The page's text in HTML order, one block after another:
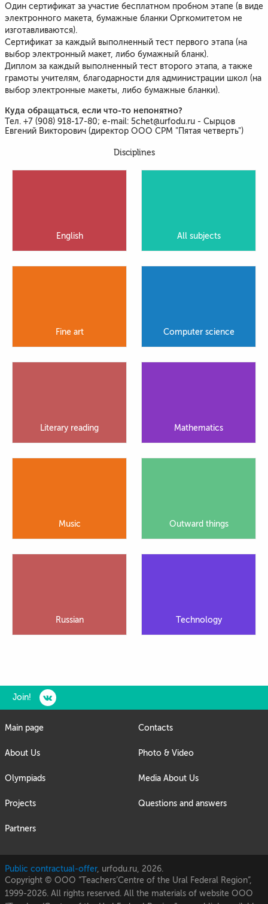
Один сертификат за участие бесплатном пробном этапе (в виде
электронного макета, бумажные бланки Оргкомитетом не
изготавливаются).
Сертификат за каждый выполненный тест первого этапа (на
выбор электронный макет, либо бумажный бланк).
Диплом за каждый выполненный тест второго этапа, а также
грамоты учителям, благодарности для администрации школ (на
выбор электронные макеты, либо бумажные бланки).
Куда обращаться, если что-то непонятно?
Тел. +7 (908) 918-17-80; e-mail: 5chet@urfodu.ru - Сырцов
Евгений Викторович (директор ООО СРМ "Пятая четверть")
Disciplines
English All subjects
Fine art Computer science
Literary reading Mathematics
Music Outward things
Russian Technology
Join!
Main page
About Us
Olympiads
Projects
Partners
Contacts
Photo & Video
Media About Us
Questions and answers
Public contractual-offer, urfodu.ru, 2026.
Copyright © OOO “Teachers’Centre of the Ural Federal Region”,
1999-2026. All rights reserved. All the materials of website OOO